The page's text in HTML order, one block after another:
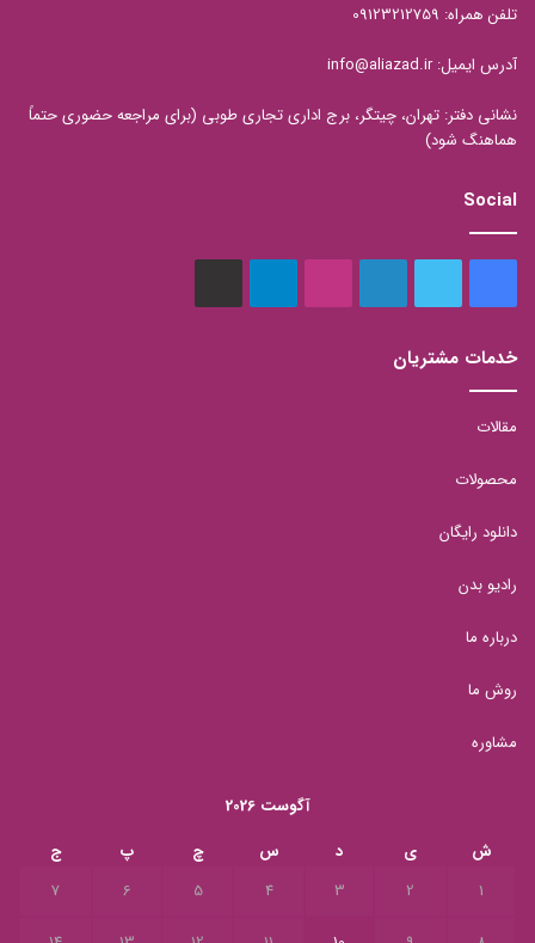
تلفن همراه: 09123212759
آدرس ایمیل: info@aliazad.ir
نشانی دفتر: تهران، چیتگر، برج اداری تجاری طوبی (برای مراجعه حضوری حتماً
هماهنگ شود)
Social
خدمات مشتریان
مقالات
محصولات
دانلود رایگان
رادیو بدن
درباره ما
روش ما
مشاوره
آگوست 2026
ش
ی د س چ پ
ج
1
2
3
4
5
6
7